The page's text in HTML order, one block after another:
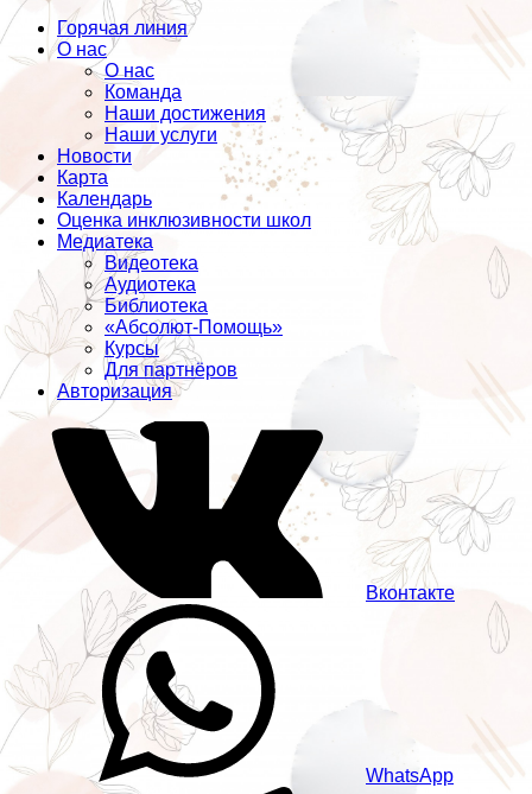
Горячая линия
О нас
О нас
Команда
Наши достижения
Наши услуги
Новости
Карта
Календарь
Оценка инклюзивности школ
Медиатека
Видеотека
Аудиотека
Библиотека
«Абсолют-Помощь»
Курсы
Для партнёров
Авторизация
Вконтакте
WhatsApp